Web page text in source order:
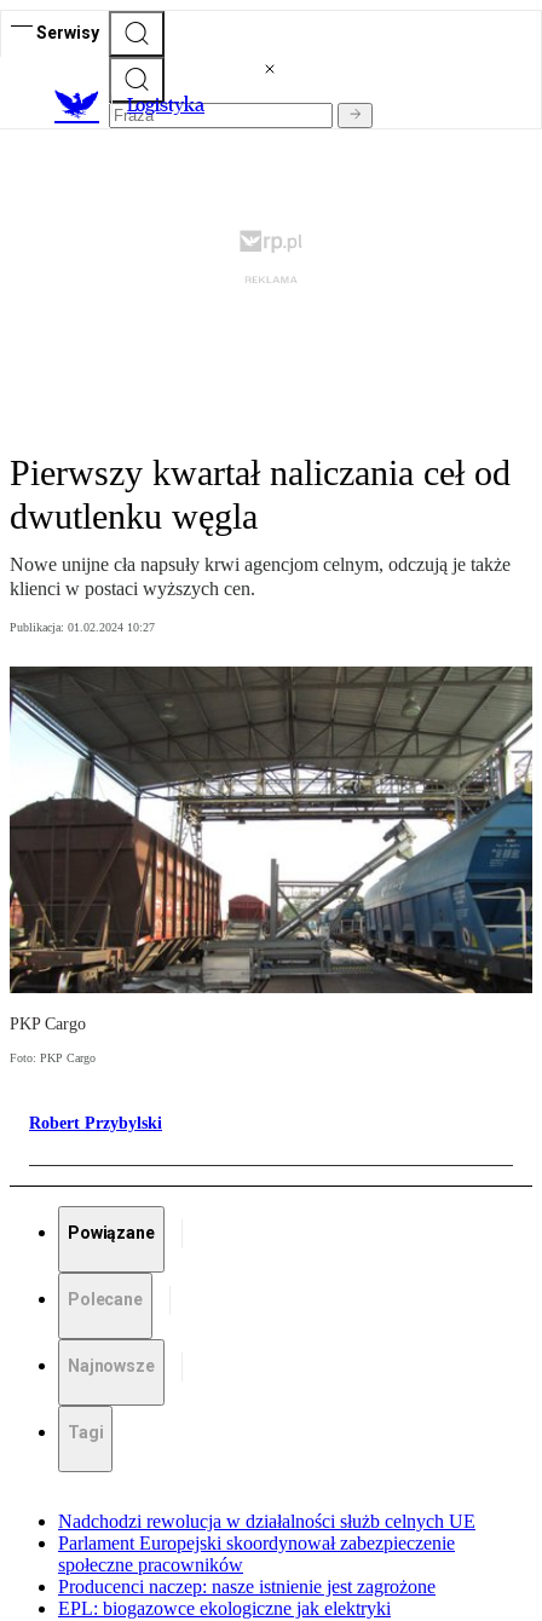
Serwisy
Logistyka
Pierwszy kwartał naliczania ceł od
dwutlenku węgla
Nowe unijne cła napsuły krwi agencjom celnym, odczują je także
klienci w postaci wyższych cen.
Publikacja: 01.02.2024 10:27
PKP Cargo
Foto: PKP Cargo
Robert Przybylski
Powiązane
Polecane
Najnowsze
Tagi
Nadchodzi rewolucja w działalności służb celnych UE
Parlament Europejski skoordynował zabezpieczenie
społeczne pracowników
Producenci naczep: nasze istnienie jest zagrożone
EPL: biogazowce ekologiczne jak elektryki